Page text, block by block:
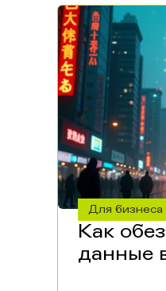
Для бизнеса
Как
данные